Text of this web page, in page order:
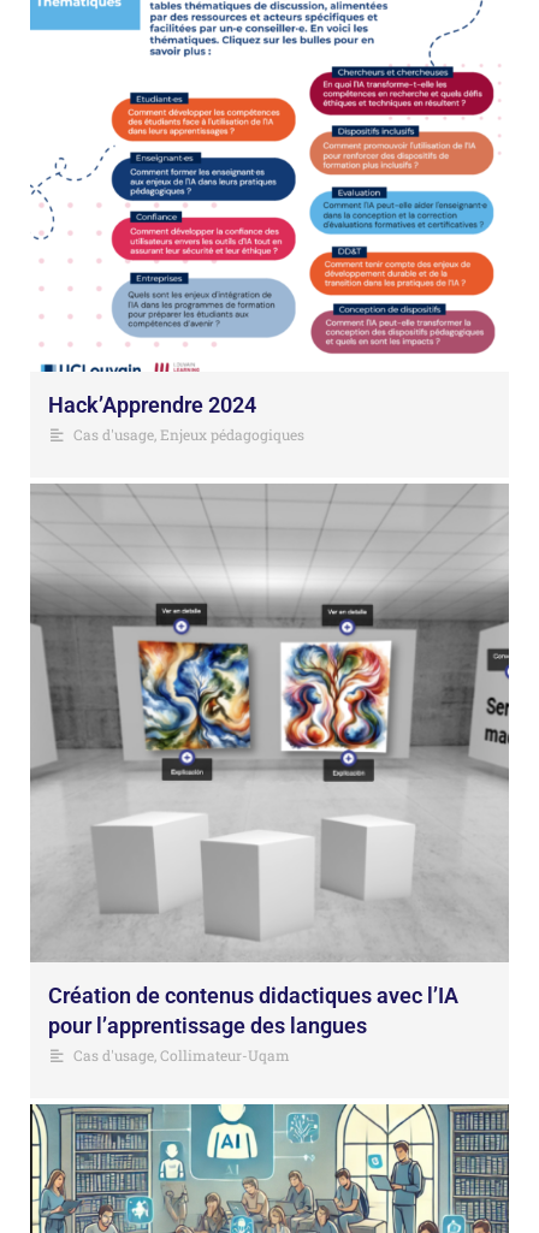
Hack’Apprendre 2024
Cas d'usage Enjeux pédagogiques
Création de contenus didactiques avec l’IA
pour l’apprentissage des langues
Cas d'usage Collimateur-Uqam